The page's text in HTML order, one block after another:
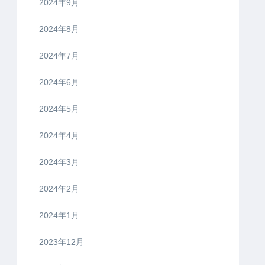
2024年9月
2024年8月
2024年7月
2024年6月
2024年5月
2024年4月
2024年3月
2024年2月
2024年1月
2023年12月